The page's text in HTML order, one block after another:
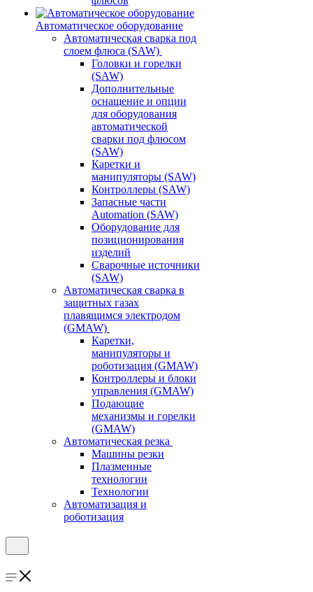
Автоматическое оборудование
Автоматическая сварка под
слоем флюса (SAW)
Головки и горелки
(SAW)
Дополнительные
оснащение и опции
для оборудования
автоматической
сварки под флюсом
(SAW)
Каретки и
манипуляторы (SAW)
Контроллеры (SAW)
Запасные части
Automation (SAW)
Оборудование для
позиционирования
изделий
Сварочные источники
(SAW)
Автоматическая сварка в
защитных газах
плавящимся электродом
(GMAW)
Каретки,
манипуляторы и
роботизация (GMAW)
Контроллеры и блоки
управления (GMAW)
Подающие
механизмы и горелки
(GMAW)
Автоматическая резка
Машины резки
Плазменные
технологии
Технологии
Автоматизация и
роботизация